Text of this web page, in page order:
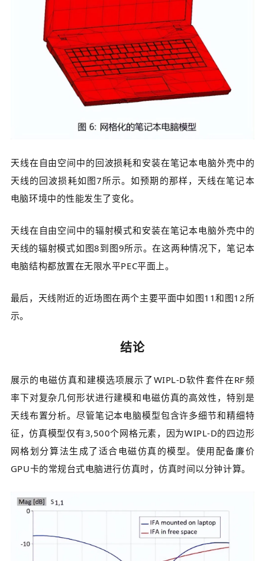
天线在自由空间中的回波损耗和安装在笔记本电脑外壳中的
天线的回波损耗如图7所示。如预期的那样，天线在笔记本
电脑环境中的性能发生了变化。
天线在自由空间中的辐射模式和安装在笔记本电脑外壳中的
天线的辐射模式如图8到图9所示。在这两种情况下，笔记本
电脑结构都放置在无限水平PEC平面上。
最后，天线附近的近场图在两个主要平面中如图11和图12所
示。
结论
展示的电磁仿真和建模选项展示了WIPL-D软件套件在RF频
率下对复杂几何形状进行建模和电磁仿真的高效性，特别是
天线布置分析。尽管笔记本电脑模型包含许多细节和精细特
征，仿真模型仅有3,500个网格元素，因为WIPL-D的四边形
网格划分算法生成了适合电磁仿真的模型。使用配备廉价
GPU卡的常规台式电脑进行仿真时，仿真时间以分钟计算。